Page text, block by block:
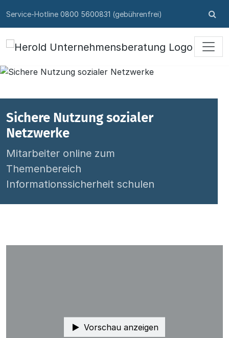
Service-Hotline 0800 5600831 (gebührenfrei)
Sichere Nutzung sozialer
Netzwerke
Mitarbeiter online zum
Themenbereich
Informationssicherheit schulen
Vorschau anzeigen